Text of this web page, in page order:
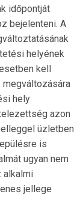
időpontját
bejelenteni. A
helyének
kell
hely
azon
üzletben
is
ugyan nem
alkalmi
jellege